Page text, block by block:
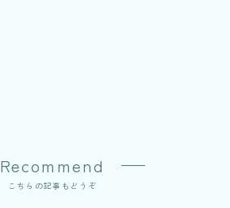
Recommend
こちらの記事もどうぞ